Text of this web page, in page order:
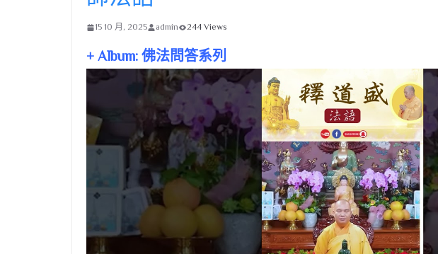
15 10 月, 2025 admin 244 Views
+ Album: 佛法問答系列